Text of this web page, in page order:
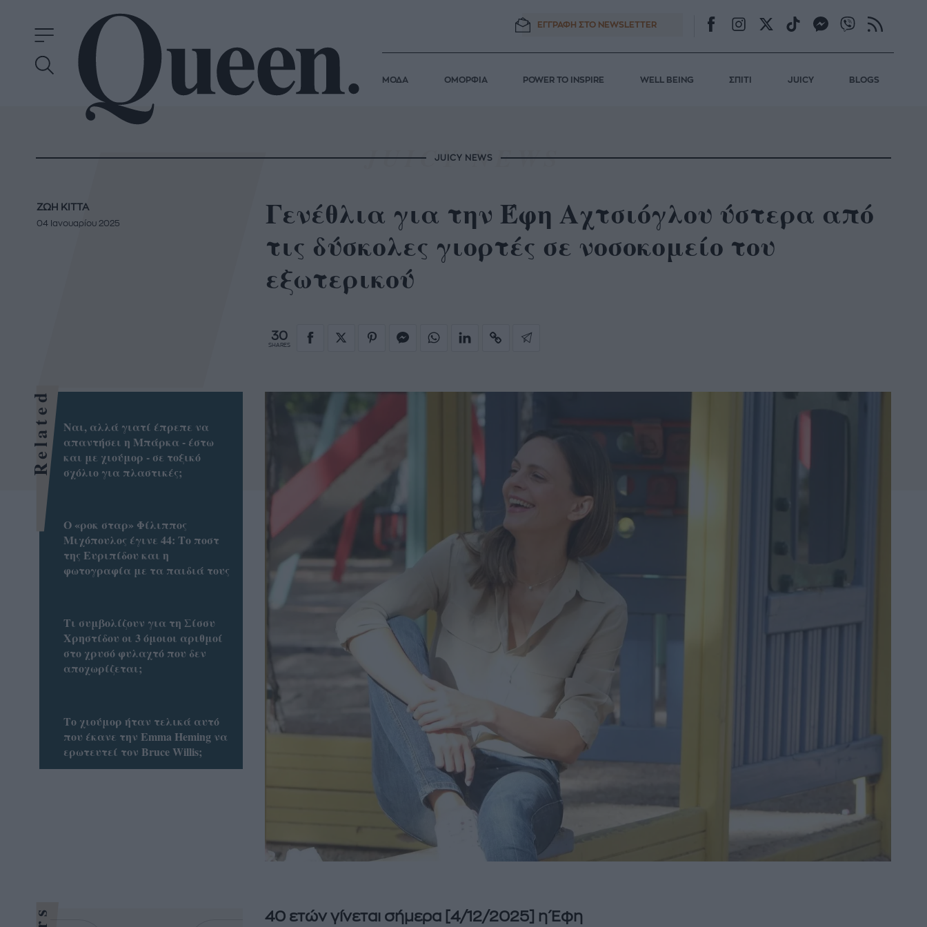
ΕΓΓΡΑΦΗ ΣΤΟ NEWSLETTER
ΜΟΔΑ ΟΜΟΡΦΙΑ POWER TO INSPIRE WELL BEING ΣΠΙΤΙ JUICY BLOGS
JUICY NEWS
Γενέθλια για την Έφη Αχτσιόγλου ύστερα από
τις δύσκολες γιορτές σε νοσοκομείο του
εξωτερικού
30
SHARES
ΖΩΗ ΚΙΤΤΑ
04 Ιανουαρίου 2025
40 ετών γίνεται σήμερα [4/12/2025] η Έφη
Related
Ναι, αλλά γιατί έπρεπε να
απαντήσει η Μπάρκα - έστω
και με χιούμορ - σε τοξικό
σχόλιο για πλαστικές;
Ο «ροκ σταρ» Φίλιππος
Μιχόπουλος έγινε 44: Το ποστ
της Ευριπίδου και η
φωτογραφία με τα παιδιά τους
Τι συμβολίζουν για τη Σίσσυ
Χρηστίδου οι 3 όμοιοι αριθμοί
στο χρυσό φυλαχτό που δεν
αποχωρίζεται;
Το χιούμορ ήταν τελικά αυτό
που έκανε την Emma Heming να
ερωτευτεί τον Bruce Willis;